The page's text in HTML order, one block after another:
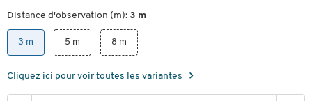
Distance d'observation (m): 3 m
3 m 5 m 8 m
Cliquez ici pour voir toutes les variantes